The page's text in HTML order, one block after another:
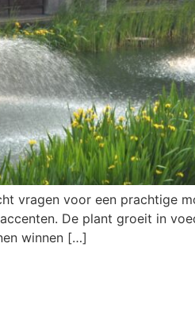
vragen voor een prachtige
De plant groeit in
winnen […]